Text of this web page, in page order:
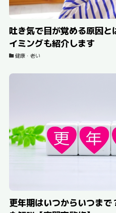
吐き気で目が覚める原因
イミングも紹介します
健康・老い
更年期はいつからいつま